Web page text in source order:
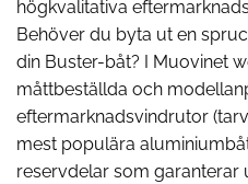
högkvalitativa
Behöver du byta ut en
din Buster-båt? I Muovinet
måttbeställda och
eftermarknadsvindrutor
mest populära
reservdelar som garanterar